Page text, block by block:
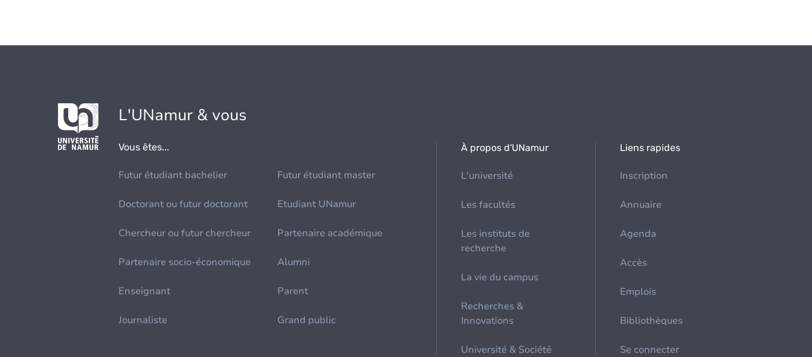
L'UNamur & vous
Vous êtes...
Futur étudiant bachelier Futur étudiant master
Doctorant ou futur doctorant Etudiant UNamur
Chercheur ou futur chercheur Partenaire académique
Partenaire socio-économique Alumni
Enseignant Parent
Journaliste Grand public
À propos d'UNamur
L'université
Les facultés
Les instituts de
recherche
La vie du campus
Recherches &
Innovations
Université & Société
Liens rapides
Inscription
Annuaire
Agenda
Accès
Emplois
Bibliothèques
Se connecter